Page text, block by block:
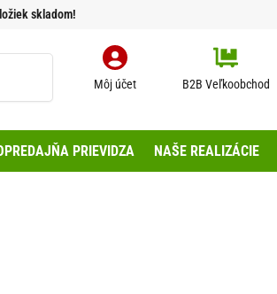
skladom!
Môj účet B2B Veľkoobchod
PRIEVIDZA NAŠE REALIZÁCIE